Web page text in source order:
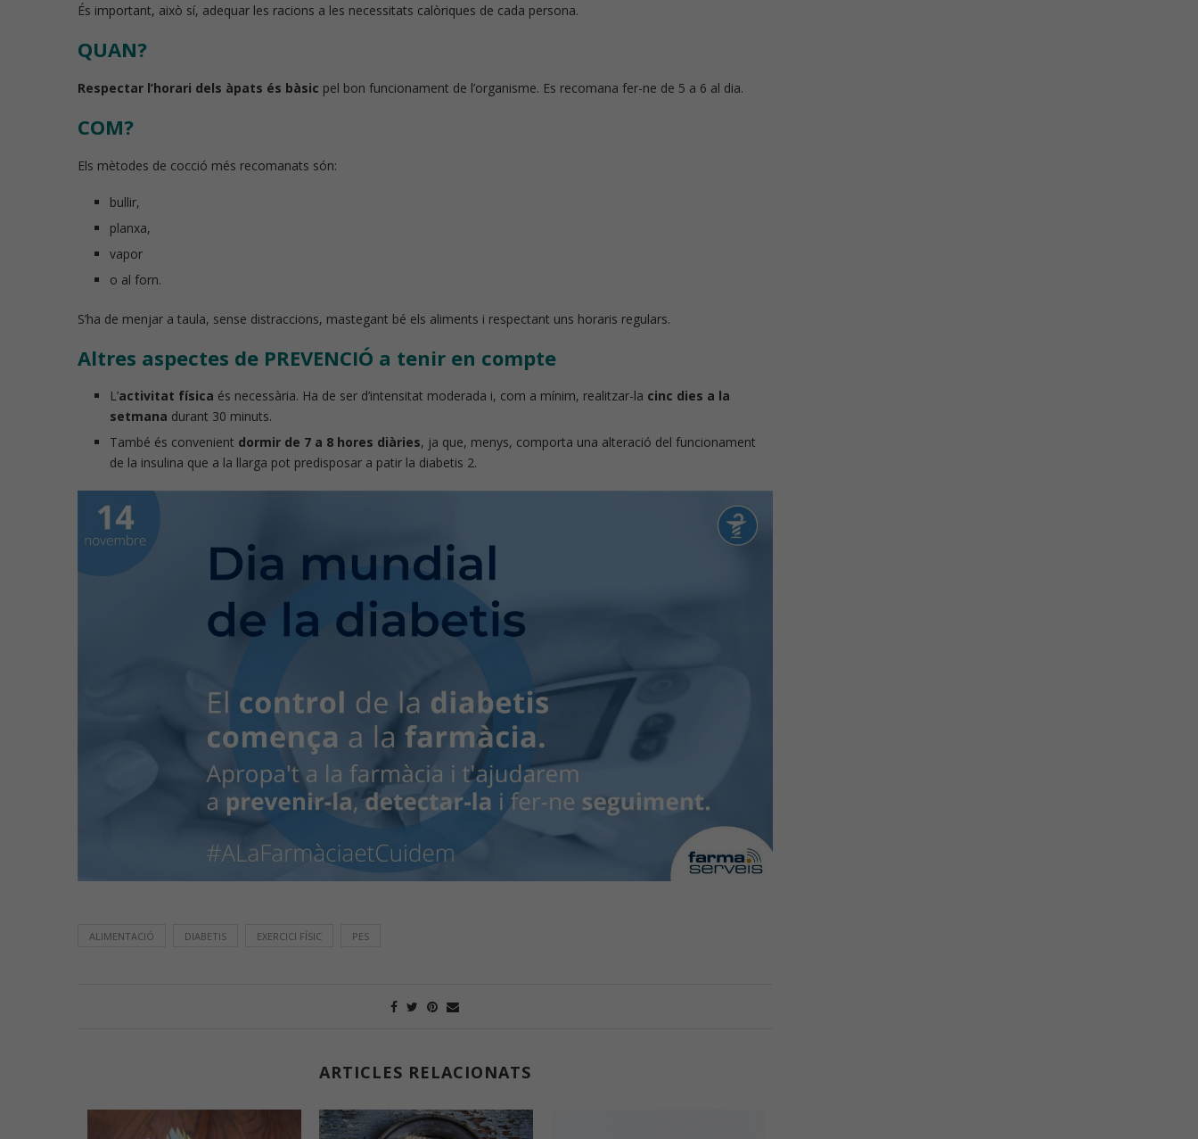
És important, això sí, adequar les racions a les necessitats calòriques de cada persona.
QUAN?
Respectar l’horari dels àpats és bàsic pel bon funcionament de l’organisme. Es recomana fer-ne de 5 a 6 al dia.
COM?
Els mètodes de cocció més recomanats són:
bullir,
planxa,
vapor
o al forn.
S’ha de menjar a taula, sense distraccions, mastegant bé els aliments i respectant uns horaris regulars.
Altres aspectes de PREVENCIÓ a tenir en compte
L’activitat física és necessària. Ha de ser d’intensitat moderada i, com a mínim, realitzar-la cinc dies a la
setmana durant 30 minuts.
També és convenient dormir de 7 a 8 hores diàries, ja que, menys, comporta una alteració del funcionament
de la insulina que a la llarga pot predisposar a patir la diabetis 2.
ALIMENTACIÓ DIABETIS EXERCICI FÍSIC PES
ARTICLES RELACIONATS